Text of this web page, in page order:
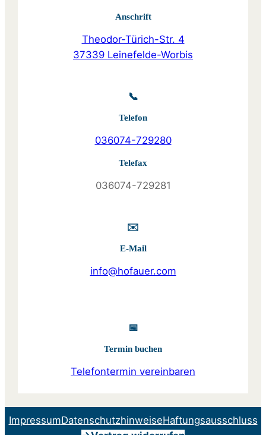
Anschrift
Theodor-Türich-Str. 4
37339 Leinefelde-Worbis
📞
Telefon
036074-729280
Telefax
036074-729281
✉️
E-Mail
info@hofauer.com
📅
Termin buchen
Telefontermin vereinbaren
ImpressumDatenschutzhinweiseHaftungsausschluss